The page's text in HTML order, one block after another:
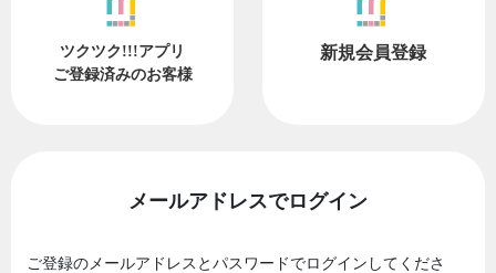
ツクツク!!!アプリ
ご登録済みのお客様
新規会員登録
メールアドレスでログイン
ご登録のメールアドレスとパスワードでログインしてくださ